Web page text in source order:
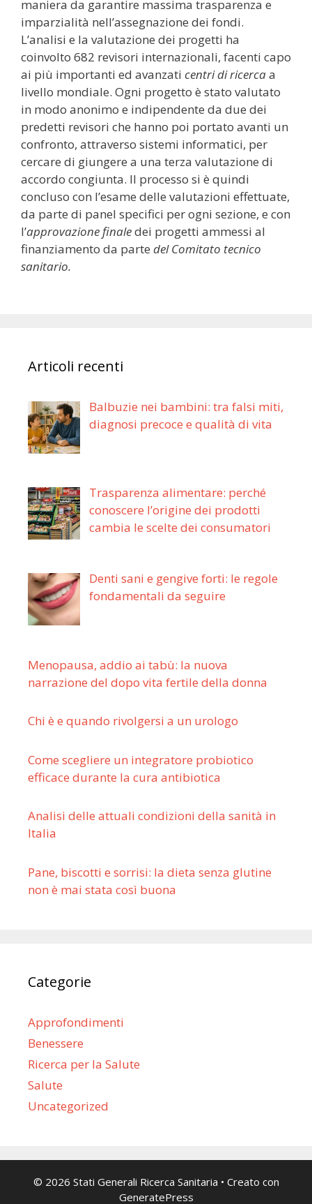
maniera da garantire massima trasparenza e
imparzialità nell’assegnazione dei fondi.
L’analisi e la valutazione dei progetti ha
coinvolto 682 revisori internazionali, facenti capo
ai più importanti ed avanzati centri di ricercaa
livello mondiale. Ogni progetto è stato valutato
in modo anonimo e indipendente da due dei
predetti revisori che hanno poi portato avanti un
confronto, attraverso sistemi informatici, per
cercare di giungere a una terza valutazione di
accordo congiunta. Il processo si è quindi
concluso con l’esame delle valutazioni effettuate,
da parte di panel specifici per ogni sezione, e con
l’approvazione finaledei progetti ammessi al
finanziamento da parte del Comitato tecnico
sanitario.
Articoli recenti
Balbuzie nei bambini: tra falsi miti,
diagnosi precoce e qualità di vita
Trasparenza alimentare: perché
conoscere l’origine dei prodotti
cambia le scelte dei consumatori
Denti sani e gengive forti: le regole
fondamentali da seguire
Menopausa, addio ai tabù: la nuova
narrazione del dopo vita fertile della donna
Chi è e quando rivolgersi a un urologo
Come scegliere un integratore probiotico
efficace durante la cura antibiotica
Analisi delle attuali condizioni della sanità in
Italia
Pane, biscotti e sorrisi: la dieta senza glutine
non è mai stata così buona
Categorie
Approfondimenti
Benessere
Ricerca per la Salute
Salute
Uncategorized
© 2026 Stati Generali Ricerca Sanitaria • Creato con
GeneratePress